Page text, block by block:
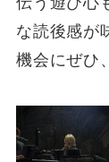
な読後感が
機会にぜひ